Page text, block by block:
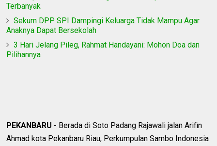
Terbanyak
Sekum DPP SPI Dampingi Keluarga Tidak Mampu Agar
Anaknya Dapat Bersekolah
3 Hari Jelang Pileg, Rahmat Handayani: Mohon Doa dan
Pilihannya
PEKANBARU - Berada di Soto Padang Rajawali jalan Arifin
Ahmad kota Pekanbaru Riau, Perkumpulan Sambo Indonesia